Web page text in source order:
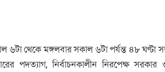
৬টা থেকে মঙ্গলবার সকাল ৬টা পর্যন্ত ৪৮
পদত্যাগ, নির্বাচনকালীন নিরপেক্ষ সরকার